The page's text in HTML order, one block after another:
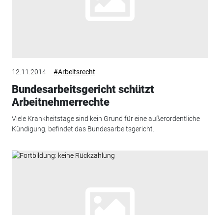
12.11.2014 #Arbeitsrecht
Bundesarbeitsgericht schützt
Arbeitnehmerrechte
Viele Krankheitstage sind kein Grund für eine außerordentliche
Kündigung, befindet das Bundesarbeitsgericht.